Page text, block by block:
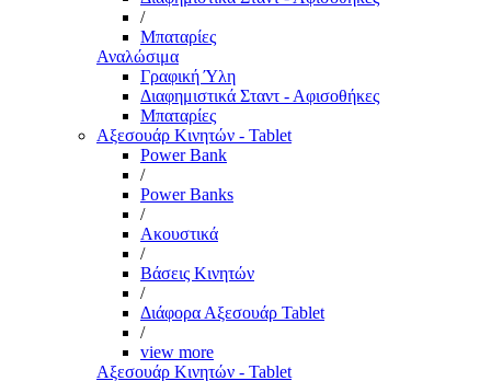
/
Μπαταρίες
Αναλώσιμα
Γραφική Ύλη
Διαφημιστικά Σταντ - Αφισοθήκες
Μπαταρίες
Αξεσουάρ Κινητών - Tablet
Power Bank
/
Power Banks
/
Ακουστικά
/
Βάσεις Κινητών
/
Διάφορα Αξεσουάρ Tablet
/
view more
Αξεσουάρ Κινητών - Tablet